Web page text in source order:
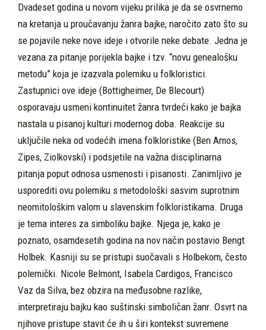
Dvadeset godina u novom vijeku prilika je da se osvrnemo
na kretanja u proučavanju žanra bajke, naročito zato što su
se pojavile neke nove ideje i otvorile neke debate. Jedna je
vezana za pitanje porijekla bajke i tzv. “novu genealošku
metodu” koja je izazvala polemiku u folkloristici.
Zastupnici ove ideje (Bottigheimer, De Blecourt)
osporavaju usmeni kontinuitet žanra tvrdeći kako je bajka
nastala u pisanoj kulturi modernog doba. Reakcije su
uključile neka od vodećih imena folkloristike (Ben Amos,
Zipes, Ziolkovski) i podsjetile na važna disciplinarna
pitanja poput odnosa usmenosti i pisanosti. Zanimljivo je
usporediti ovu polemiku s metodološki sasvim suprotnim
neomitološkim valom u slavenskim folkloristikama. Druga
je tema interes za simboliku bajke. Njega je, kako je
poznato, osamdesetih godina na nov način postavio Bengt
Holbek. Kasniji su se pristupi suočavali s Holbekom, često
polemički. Nicole Belmont, Isabela Cardigos, Francisco
Vaz da Silva, bez obzira na međusobne razlike,
interpretiraju bajku kao suštinski simboličan žanr. Osvrt na
njihove pristupe stavit će ih u širi kontekst suvremene